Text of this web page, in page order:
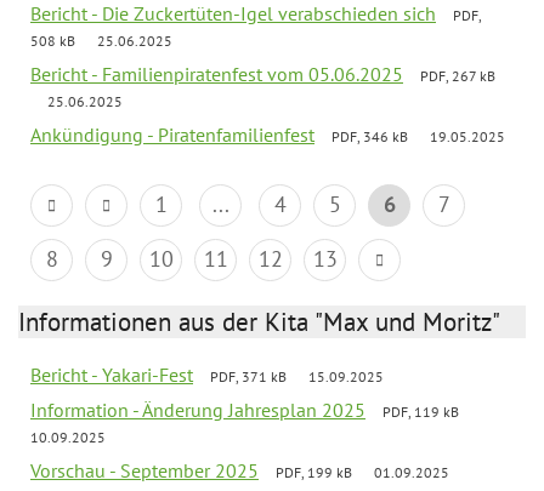
Bericht - Die Zuckertüten-Igel verabschieden sich
PDF,
508 kB
25.06.2025
Bericht - Familienpiratenfest vom 05.06.2025
PDF, 267 kB
25.06.2025
Ankündigung - Piratenfamilienfest PDF, 346 kB 19.05.2025
1 ... 4 5 6
7
8
9 10 11 12 13
Informationen aus der Kita "Max und Moritz"
Bericht - Yakari-Fest PDF, 371 kB 15.09.2025
Information - Änderung Jahresplan 2025
PDF, 119 kB
10.09.2025
Vorschau - September 2025 PDF, 199 kB 01.09.2025